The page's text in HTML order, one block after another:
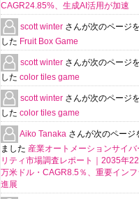
CAGR24.85%、生成AI活用が加速
scott winter さんが次のページ
した Fruit Box Game
scott winter さんが次のページ
した color tiles game
scott winter さんが次のページ
した color tiles game
Aiko Tanaka さんが次のページ
ました 産業オートメーションサイ
リティ市場調査レポート｜2035年
万米ドル・CAGR8.5％、重要イン
進展